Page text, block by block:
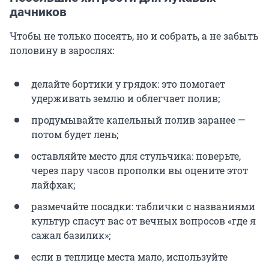
дачников
Чтобы не только посеять, но и собрать, а не забыть
половину в зарослях:
делайте бортики у грядок: это помогает
удерживать землю и облегчает полив;
продумывайте капельный полив заранее —
потом будет лень;
оставляйте место для стульчика: поверьте,
через пару часов прополки вы оцените этот
лайфхак;
размечайте посадки: таблички с названиями
культур спасут вас от вечных вопросов «где я
сажал базилик»;
если в теплице места мало, используйте